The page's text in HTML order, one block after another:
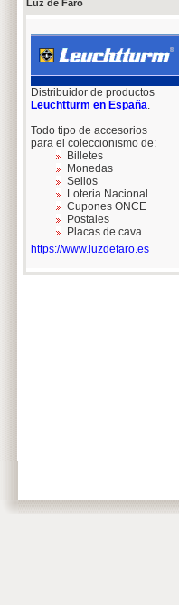
Luz de Faro
Distribuidor de productos
Leuchtturm en España.
Todo tipo de accesorios
para el coleccionismo de:
Billetes
Monedas
Sellos
Loteria Nacional
Cupones ONCE
Postales
Placas de cava
https://www.luzdefaro.es